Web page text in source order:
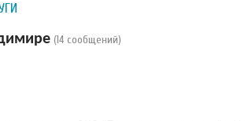
(14 сообщений)